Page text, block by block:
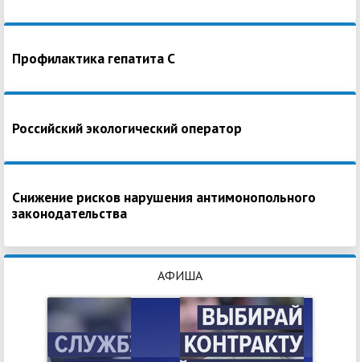
Профилактика гепатита С
Российский экологический оператор
Снижение рисков нарушения антимонопольного
законодательства
АФИША